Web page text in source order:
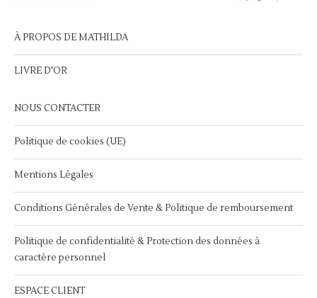
À PROPOS DE MATHILDA
LIVRE D'OR
NOUS CONTACTER
Politique de cookies (UE)
Mentions Légales
Conditions Générales de Vente & Politique de remboursement
Politique de confidentialité & Protection des données à
caractère personnel
ESPACE CLIENT